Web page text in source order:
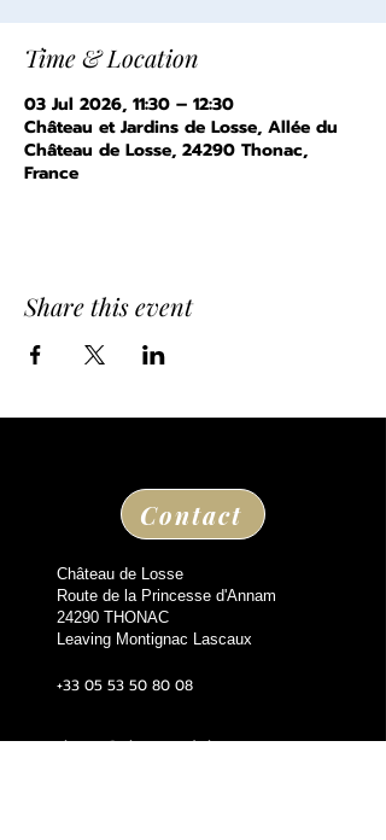
Time & Location
03 Jul 2026, 11:30 – 12:30
Château et Jardins de Losse, Allée du
Château de Losse, 24290 Thonac,
France
Share this event
Contact
Château de Losse
Route de la Princesse d'Annam
24290 THONAC
Leaving Montignac Lascaux
+33 05 53 50 80 08
losse@chateaudelosse.com